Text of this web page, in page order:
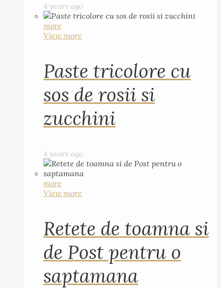
4 years ago
more
View more
Paste tricolore cu
sos de rosii si
zucchini
4 years ago
more
View more
Retete de toamna si
de Post pentru o
saptamana